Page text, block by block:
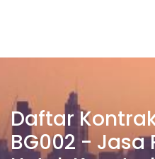
Daftar
BG002 - Jasa